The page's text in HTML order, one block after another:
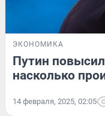
ЭКОНОМИКА
Путин
насколько
14 февраля, 2025, 02:05